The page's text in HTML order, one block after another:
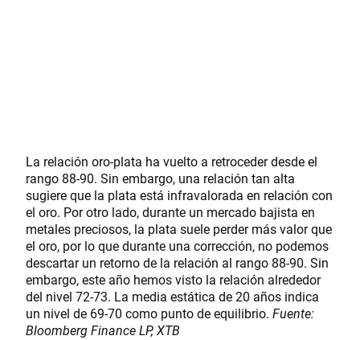
La relación oro-plata ha vuelto a retroceder desde el
rango 88-90. Sin embargo, una relación tan alta
sugiere que la plata está infravalorada en relación con
el oro. Por otro lado, durante un mercado bajista en
metales preciosos, la plata suele perder más valor que
el oro, por lo que durante una corrección, no podemos
descartar un retorno de la relación al rango 88-90. Sin
embargo, este año hemos visto la relación alrededor
del nivel 72-73. La media estática de 20 años indica
un nivel de 69-70 como punto de equilibrio. Fuente:
Bloomberg Finance LP, XTB